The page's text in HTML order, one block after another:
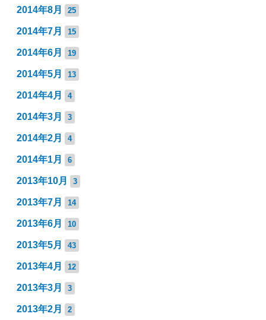
2014年8月 25
2014年7月 15
2014年6月 19
2014年5月 13
2014年4月 4
2014年3月 3
2014年2月 4
2014年1月 6
2013年10月 3
2013年7月 14
2013年6月 10
2013年5月 43
2013年4月 12
2013年3月 3
2013年2月 2